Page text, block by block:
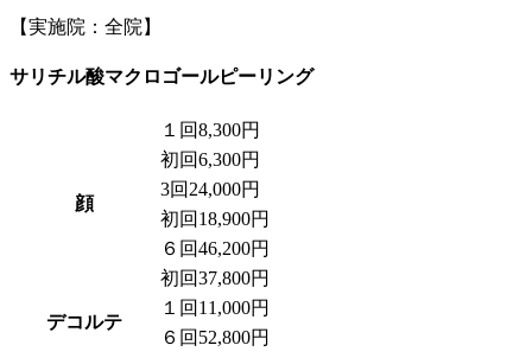
【実施院：全院】
サリチル酸マクロゴールピーリング
顔
１回8,300円
初回6,300円
3回 24,000円
初回 18,900円
６回46,200円
初回37,800円
デコルテ
１回 11,000円
６回 52,800円